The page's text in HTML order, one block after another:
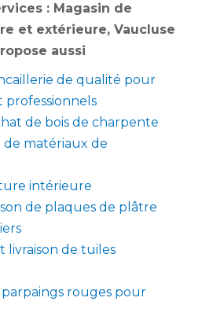
: Magasin de
et extérieure, Vaucluse
aussi
de qualité pour
professionnels
de bois de charpente
de matériaux de
intérieure
de plaques de plâtre
livraison de tuiles
parpaings rouges pour